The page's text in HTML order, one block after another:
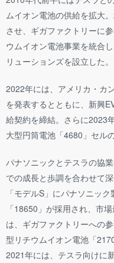
ムイオン電池の供給を拡大
させ、ギガファクトリーに
ウムイオン電池事業を統合
リューションズを設立した。
2022年には、アメリカ・カ
を発表するとともに、新興
給契約を締結。さらに2023
大型円筒電池「4680」セル
パナソニックとテスラの協
での成長と歩調を合わせて
「モデルS」にパナソニッ
「18650」が採用され、市
は、ギガファクトリーへの
型リチウムイオン電池「
2021年には、テスラ向けに